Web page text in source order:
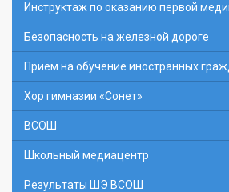
Инструктаж по оказанию первой
Безопасность на железной дороге
Приём на обучение иностранных
Хор гимназии «Сонет»
ВСОШ
Школьный медиацентр
Результаты ШЭ ВСОШ